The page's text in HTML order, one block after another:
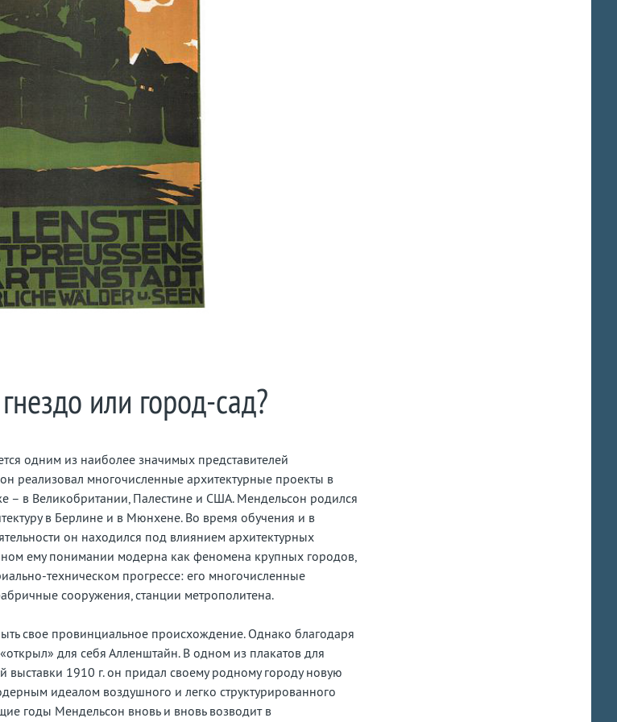
или город-сад?
одним из наиболее значимых представителей
реализовал многочисленные архитектурные проекты в
– в Великобритании, Палестине и США. Мендельсон родился
в Берлине и в Мюнхене. Во время обучения и в
он находился под влиянием архитектурных
ему понимании модерна как феномена крупных городов,
техническом прогрессе: его многочисленные
сооружения, станции метрополитена.
свое провинциальное происхождение. Однако благодаря
для себя Алленштайн. В одном из плакатов для
1910 г. он придал своему родному городу новую
идеалом воздушного и легко структурированного
годы Мендельсон вновь и вновь возводит в